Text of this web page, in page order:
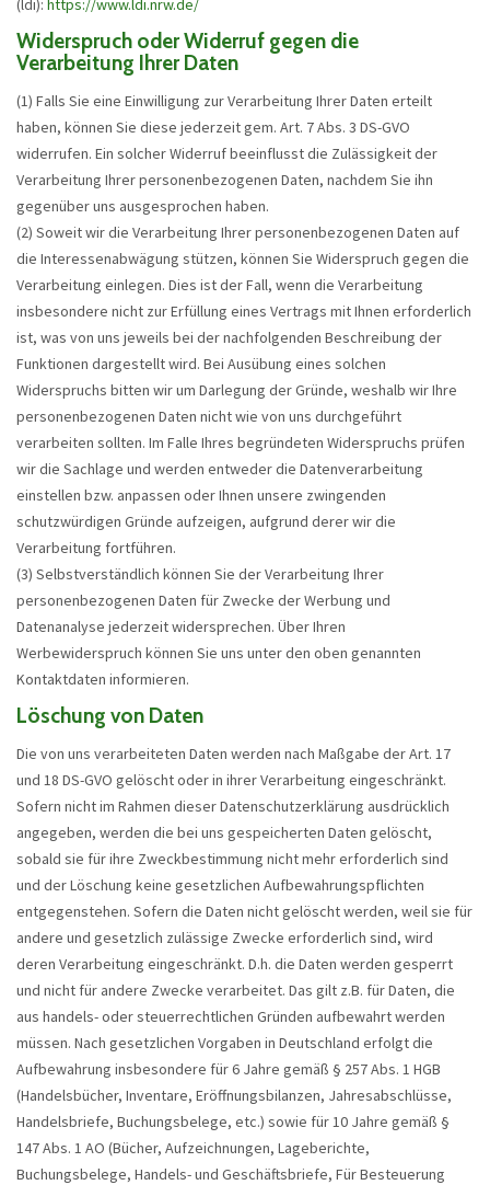
(ldi): https://www.ldi.nrw.de/
Widerspruch oder Widerruf gegen die
Verarbeitung Ihrer Daten
(1) Falls Sie eine Einwilligung zur Verarbeitung Ihrer Daten erteilt
haben, können Sie diese jederzeit gem. Art. 7 Abs. 3 DS-GVO
widerrufen. Ein solcher Widerruf beeinflusst die Zulässigkeit der
Verarbeitung Ihrer personenbezogenen Daten, nachdem Sie ihn
gegenüber uns ausgesprochen haben.
(2) Soweit wir die Verarbeitung Ihrer personenbezogenen Daten auf
die Interessenabwägung stützen, können Sie Widerspruch gegen die
Verarbeitung einlegen. Dies ist der Fall, wenn die Verarbeitung
insbesondere nicht zur Erfüllung eines Vertrags mit Ihnen erforderlich
ist, was von uns jeweils bei der nachfolgenden Beschreibung der
Funktionen dargestellt wird. Bei Ausübung eines solchen
Widerspruchs bitten wir um Darlegung der Gründe, weshalb wir Ihre
personenbezogenen Daten nicht wie von uns durchgeführt
verarbeiten sollten. Im Falle Ihres begründeten Widerspruchs prüfen
wir die Sachlage und werden entweder die Datenverarbeitung
einstellen bzw. anpassen oder Ihnen unsere zwingenden
schutzwürdigen Gründe aufzeigen, aufgrund derer wir die
Verarbeitung fortführen.
(3) Selbstverständlich können Sie der Verarbeitung Ihrer
personenbezogenen Daten für Zwecke der Werbung und
Datenanalyse jederzeit widersprechen. Über Ihren
Werbewiderspruch können Sie uns unter den oben genannten
Kontaktdaten informieren.
Löschung von Daten
Die von uns verarbeiteten Daten werden nach Maßgabe der Art. 17
und 18 DS-GVO gelöscht oder in ihrer Verarbeitung eingeschränkt.
Sofern nicht im Rahmen dieser Datenschutzerklärung ausdrücklich
angegeben, werden die bei uns gespeicherten Daten gelöscht,
sobald sie für ihre Zweckbestimmung nicht mehr erforderlich sind
und der Löschung keine gesetzlichen Aufbewahrungspflichten
entgegenstehen. Sofern die Daten nicht gelöscht werden, weil sie für
andere und gesetzlich zulässige Zwecke erforderlich sind, wird
deren Verarbeitung eingeschränkt. D.h. die Daten werden gesperrt
und nicht für andere Zwecke verarbeitet. Das gilt z.B. für Daten, die
aus handels- oder steuerrechtlichen Gründen aufbewahrt werden
müssen. Nach gesetzlichen Vorgaben in Deutschland erfolgt die
Aufbewahrung insbesondere für 6 Jahre gemäß § 257 Abs. 1 HGB
(Handelsbücher, Inventare, Eröffnungsbilanzen, Jahresabschlüsse,
Handelsbriefe, Buchungsbelege, etc.) sowie für 10 Jahre gemäß §
147 Abs. 1 AO (Bücher, Aufzeichnungen, Lageberichte,
Buchungsbelege, Handels- und Geschäftsbriefe, Für Besteuerung